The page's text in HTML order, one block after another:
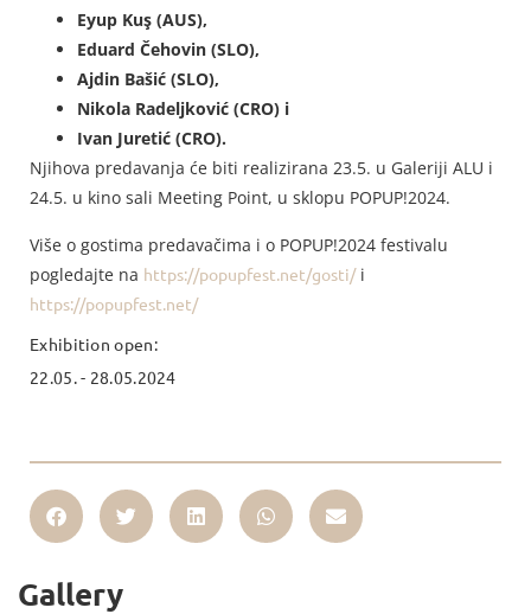
Eyup Kuş (AUS),
Eduard Čehovin (SLO),
Ajdin Bašić (SLO),
Nikola Radeljković (CRO) i
Ivan Juretić (CRO).
Njihova predavanja će biti realizirana 23.5. u Galeriji ALU i
24.5. u kino sali Meeting Point, u sklopu POPUP!2024.
Više o gostima predavačima i o POPUP!2024 festivalu
pogledajte na https://popupfest.net/gosti/i
https://popupfest.net/
Exhibition open:
22.05. - 28.05.2024
Gallery